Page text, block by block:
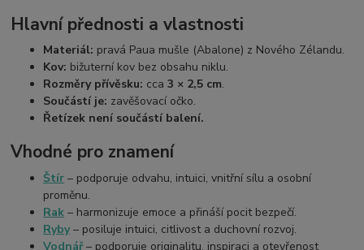
Hlavní přednosti a vlastnosti
Materiál: pravá Paua mušle (Abalone) z Nového Zélandu.
Kov: bižuterní kov bez obsahu niklu.
Rozměry přívěsku: cca3 × 2,5 cm.
Součástí je: zavěšovací očko.
Řetízek není součástí balení.
Vhodné pro znamení
Štír – podporuje odvahu, intuici, vnitřní sílu a osobní
proměnu.
Rak – harmonizuje emoce a přináší pocit bezpečí.
Ryby – posiluje intuici, citlivost a duchovní rozvoj.
Vodnář– podporuje originalitu, inspiraci a otevřenost